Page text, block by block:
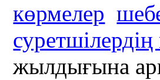
көрмелер
жылдығына